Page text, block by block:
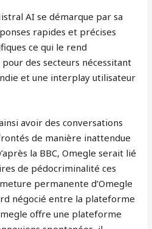
AI se démarque par sa
rapides et précises
ce qui le rend
des secteurs nécessitant
et une interplay utilisateur
avoir des conversations
de manière inattendue
la BBC, Omegle serait lié
de pédocriminalité ces
permanente d’Omegle
négocié entre la plateforme
offre une plateforme